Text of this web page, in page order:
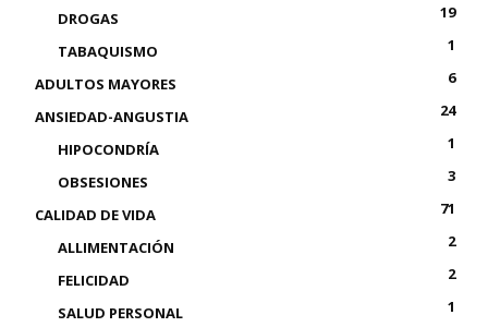
DROGAS
19
TABAQUISMO
1
ADULTOS MAYORES
6
ANSIEDAD-ANGUSTIA
24
HIPOCONDRÍA
1
OBSESIONES
3
CALIDAD DE VIDA
71
ALLIMENTACIÓN
2
FELICIDAD
2
SALUD PERSONAL
1